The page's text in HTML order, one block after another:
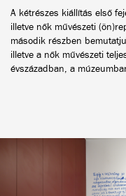
A kétrészes kiállítás első
illetve nők művészeti
második részben
illetve a nők művészeti
évszázadban, a